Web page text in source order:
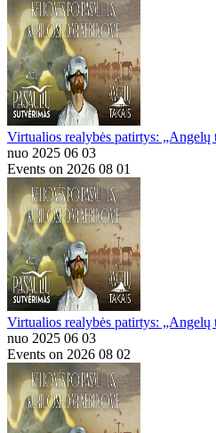
Virtualios realybės patirtys: „Angelų
nuo 2025 06 03
Events on 2026 08 01
Virtualios realybės patirtys: „Angelų
nuo 2025 06 03
Events on 2026 08 02